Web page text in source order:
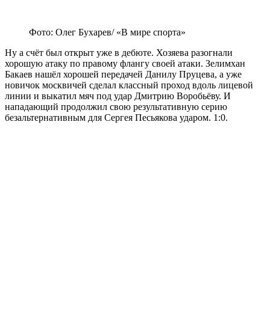
Фото: Олег Бухарев/ «В мире спорта»
Ну а счёт был открыт уже в дебюте. Хозяева разогнали
хорошую атаку по правому флангу своей атаки. Зелимхан
Бакаев нашёл хорошей передачей Данилу Пруцева, а уже
новичок москвичей сделал классный проход вдоль лицевой
линии и выкатил мяч под удар Дмитрию Воробьёву. И
нападающий продолжил свою результативную серию
безальтернативным для Сергея Песьякова ударом. 1:0.